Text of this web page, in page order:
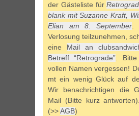
der Gästeliste für
blank mit Suzanne Kraft,
Elian am 8. September.
Verlosung teilzunehmen,
eine Mail an
Betreff “Retrograde”. Bitte
vollen Namen vergessen!
mt ein wenig Glück auf
Wir benachrichtigen die
Mail (Bitte kurz
(>>AGB)